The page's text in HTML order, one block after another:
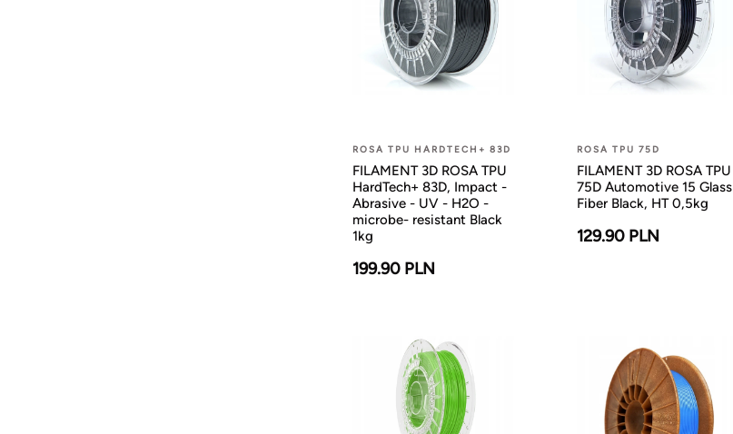
ROSA TPU HARDTECH+ 83D
FILAMENT 3D ROSA TPU
HardTech+ 83D, Impact -
Abrasive - UV - H2O -
microbe- resistant Black
1kg
199.90 PLN
ROSA TPU 75D
FILAMENT 3D ROSA TPU
75D Automotive 15 Glass
Fiber Black, HT 0,5kg
129.90 PLN